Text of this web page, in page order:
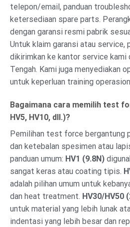
telepon/email, panduan
ketersediaan spare parts.
dengan garansi resmi pabrik
Untuk klaim garansi atau service,
dikirimkan ke kantor service kami
Tengah. Kami juga menyediakan
untuk keperluan training
Bagaimana cara memilih test
HV5, HV10, dll.)?
Pemilihan test force bergantung
dan ketebalan spesimen atau
panduan umum: HV1 (9.8N)
sangat keras atau coating tipis.
adalah pilihan umum untuk
dan heat treatment. HV30/HV50
untuk material yang lebih lunak
indentasi yang lebih besar dan